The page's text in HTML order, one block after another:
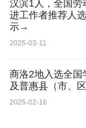
汉滨1人，全国劳
进工作者推荐人
示→
2025-03-11
商洛2地入选全国
及普惠县（市、
2025-02-16